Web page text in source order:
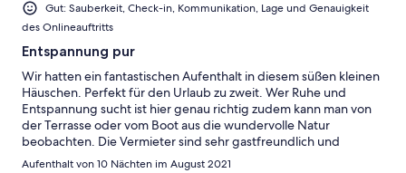
Gut: Sauberkeit, Check-in, Kommunikation, Lage und Genauigkeit
des Onlineauftritts
Entspannung pur
Wir hatten ein fantastischen Aufenthalt in diesem süßen kleinen
Häuschen. Perfekt für den Urlaub zu zweit. Wer Ruhe und
Entspannung sucht ist hier genau richtig zudem kann man von
der Terrasse oder vom Boot aus die wundervolle Natur
beobachten. Die Vermieter sind sehr gastfreundlich und
hilfsbereit.
Aufenthalt von 10 Nächten im August 2021